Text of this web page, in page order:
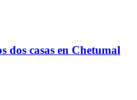
dos casas en Chetumal